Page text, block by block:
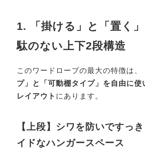
1. 「掛ける」と「置く
駄のない上下2段構造
このワードローブの最大の特徴は、
プ」と「可動棚タイプ」を自由に使
レイアウト にあります。
【上段】シワを防いですっ
イドなハンガースペース